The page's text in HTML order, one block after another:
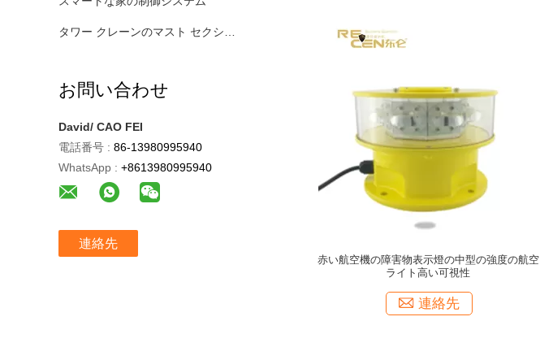
タワー クレーンのマスト セクション
お問い合わせ
David/ CAO FEI
電話番号 : 86-13980995940
WhatsApp : +8613980995940
連絡先
赤い航空機の障害物表示燈の中型の強度の航空
ライト高い可視性
連絡先